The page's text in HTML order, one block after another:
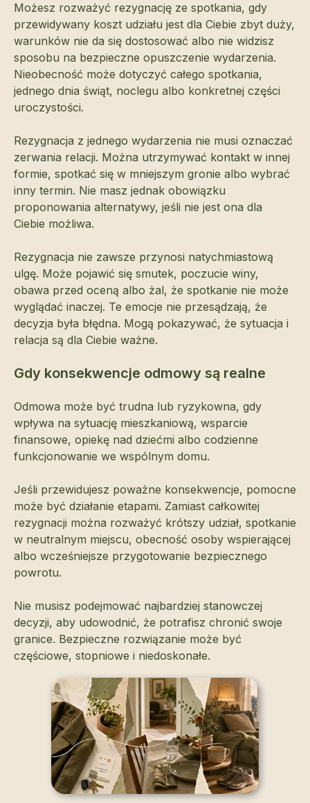
Możesz rozważyć rezygnację ze spotkania, gdy
przewidywany koszt udziału jest dla Ciebie zbyt duży,
warunków nie da się dostosować albo nie widzisz
sposobu na bezpieczne opuszczenie wydarzenia.
Nieobecność może dotyczyć całego spotkania,
jednego dnia świąt, noclegu albo konkretnej części
uroczystości.
Rezygnacja z jednego wydarzenia nie musi oznaczać
zerwania relacji. Można utrzymywać kontakt w innej
formie, spotkać się w mniejszym gronie albo wybrać
inny termin. Nie masz jednak obowiązku
proponowania alternatywy, jeśli nie jest ona dla
Ciebie możliwa.
Rezygnacja nie zawsze przynosi natychmiastową
ulgę. Może pojawić się smutek, poczucie winy,
obawa przed oceną albo żal, że spotkanie nie może
wyglądać inaczej. Te emocje nie przesądzają, że
decyzja była błędna. Mogą pokazywać, że sytuacja i
relacja są dla Ciebie ważne.
Gdy konsekwencje odmowy są realne
Odmowa może być trudna lub ryzykowna, gdy
wpływa na sytuację mieszkaniową, wsparcie
finansowe, opiekę nad dziećmi albo codzienne
funkcjonowanie we wspólnym domu.
Jeśli przewidujesz poważne konsekwencje, pomocne
może być działanie etapami. Zamiast całkowitej
rezygnacji można rozważyć krótszy udział, spotkanie
w neutralnym miejscu, obecność osoby wspierającej
albo wcześniejsze przygotowanie bezpiecznego
powrotu.
Nie musisz podejmować najbardziej stanowczej
decyzji, aby udowodnić, że potrafisz chronić swoje
granice. Bezpieczne rozwiązanie może być
częściowe, stopniowe i niedoskonałe.